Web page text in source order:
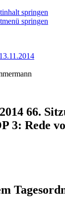
springen
springen
66.
3: Rede